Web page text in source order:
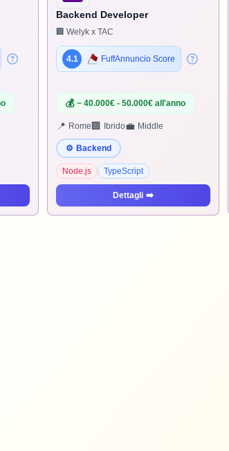
Backend Developer
🏢 Welyk x TAC
4.1 FuffAnnuncio Score
💰 ~ 40.000€ - 50.000€ all'anno
📍 Rome 🏢 Ibrido💼 Middle
⚙️ Backend
Node.js TypeScript
Dettagli ➡️